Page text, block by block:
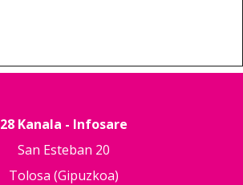
28 Kanala - Infosare
San Esteban 20
Tolosa (Gipuzkoa)